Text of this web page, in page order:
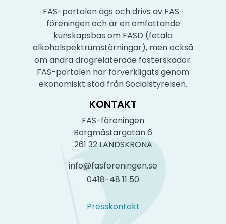
FAS-portalen ägs och drivs av FAS-
föreningen och är en omfattande
kunskapsbas om FASD (fetala
alkoholspektrumstörningar), men också
om andra drogrelaterade fosterskador.
FAS-portalen har förverkligats genom
ekonomiskt stöd från Socialstyrelsen.
KONTAKT
FAS-föreningen
Borgmästargatan 6
261 32 LANDSKRONA
info@fasforeningen.se
0418-48 11 50
Presskontakt